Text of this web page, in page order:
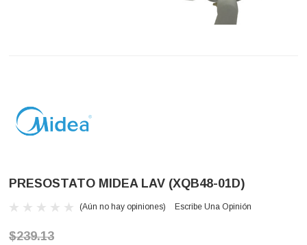
PRESOSTATO MIDEA LAV (XQB48-01D)
(Aún no hay opiniones) Escribe Una Opinión
$239.13